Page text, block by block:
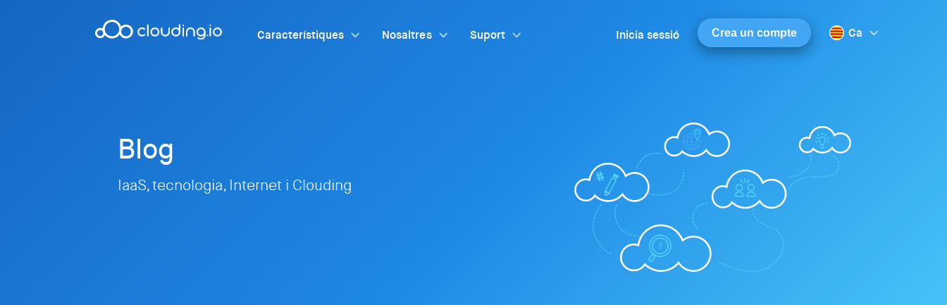
Característiques Nosaltres Suport Inicia sessió Crea un compte Ca
Blog
IaaS, tecnologia, Internet i Clouding